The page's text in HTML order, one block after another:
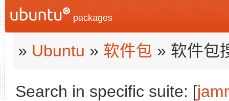
packages
» Ubuntu » 软件包 » 软件包
Search in specific suite: [